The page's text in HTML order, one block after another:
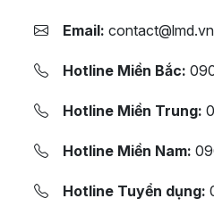
Email: contact@lmd.vn
Hotline Miền Bắc:
Hotline Miền Trung:
Hotline Miền Nam:
Hotline Tuyển dụng: